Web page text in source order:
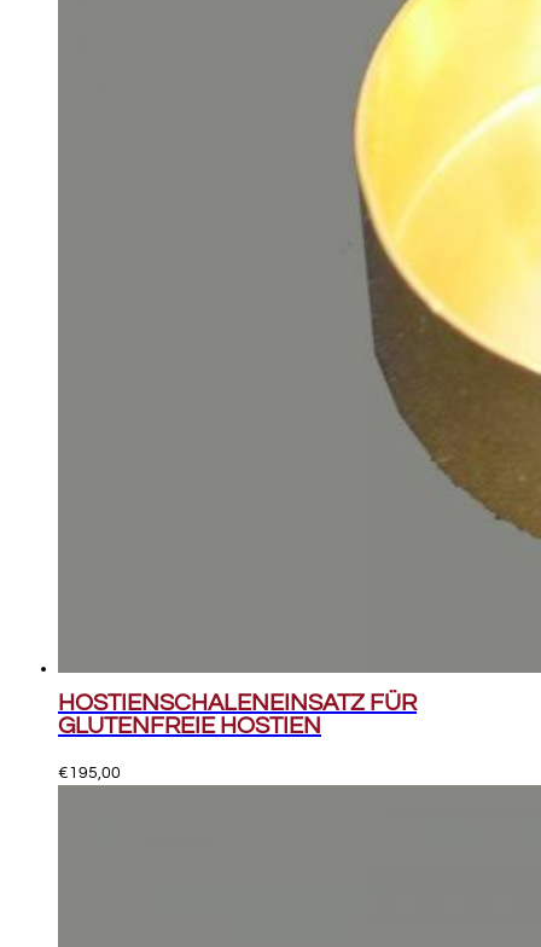
HOSTIENSCHALENEINSATZ FÜR
GLUTENFREIE HOSTIEN
€195,00